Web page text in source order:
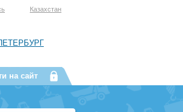
Казахстан
на сайт